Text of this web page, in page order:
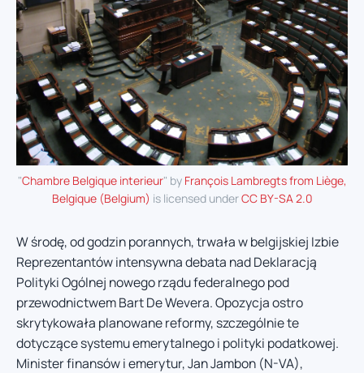
"Chambre Belgique interieur" by François Lambregts from Liège,
Belgique (Belgium) is licensed underCC BY-SA 2.0
W środę, od godzin porannych, trwała w belgijskiej Izbie
Reprezentantów intensywna debata nad Deklaracją
Polityki Ogólnej nowego rządu federalnego pod
przewodnictwem Bart De Wevera. Opozycja ostro
skrytykowała planowane reformy, szczególnie te
dotyczące systemu emerytalnego i polityki podatkowej.
Minister finansów i emerytur, Jan Jambon (N-VA),